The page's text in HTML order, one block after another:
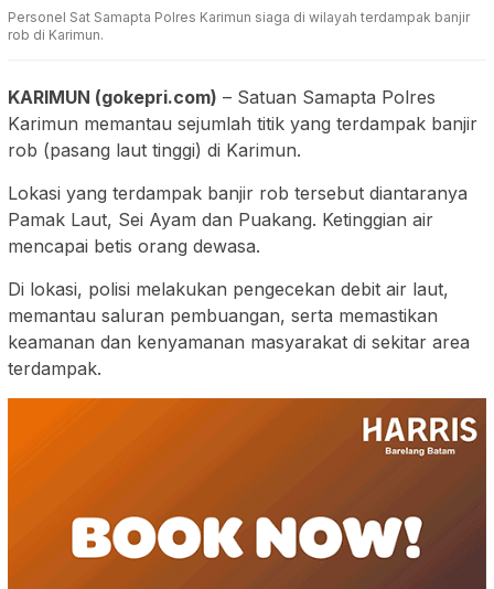
Personel Sat Samapta Polres Karimun siaga di wilayah terdampak banjir
rob di Karimun.
KARIMUN (gokepri.com) – Satuan Samapta Polres
Karimun memantau sejumlah titik yang terdampak banjir
rob (pasang laut tinggi) di Karimun.
Lokasi yang terdampak banjir rob tersebut diantaranya
Pamak Laut, Sei Ayam dan Puakang. Ketinggian air
mencapai betis orang dewasa.
Di lokasi, polisi melakukan pengecekan debit air laut,
memantau saluran pembuangan, serta memastikan
keamanan dan kenyamanan masyarakat di sekitar area
terdampak.